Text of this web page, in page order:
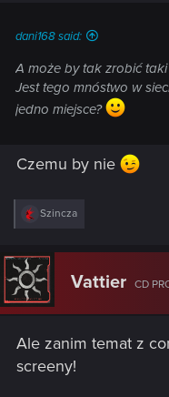
dani168 said:
A może by tak zrobić
Jest tego mnóstwo w
jedno miejsce?
Czemu by nie
R
c
t
i
o
n
:
Szincza
Vattier CD
Ale zanim temat z
screeny!